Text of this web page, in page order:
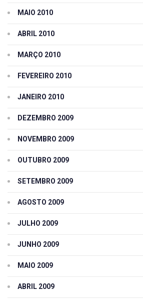
MAIO 2010
ABRIL 2010
MARÇO 2010
FEVEREIRO 2010
JANEIRO 2010
DEZEMBRO 2009
NOVEMBRO 2009
OUTUBRO 2009
SETEMBRO 2009
AGOSTO 2009
JULHO 2009
JUNHO 2009
MAIO 2009
ABRIL 2009